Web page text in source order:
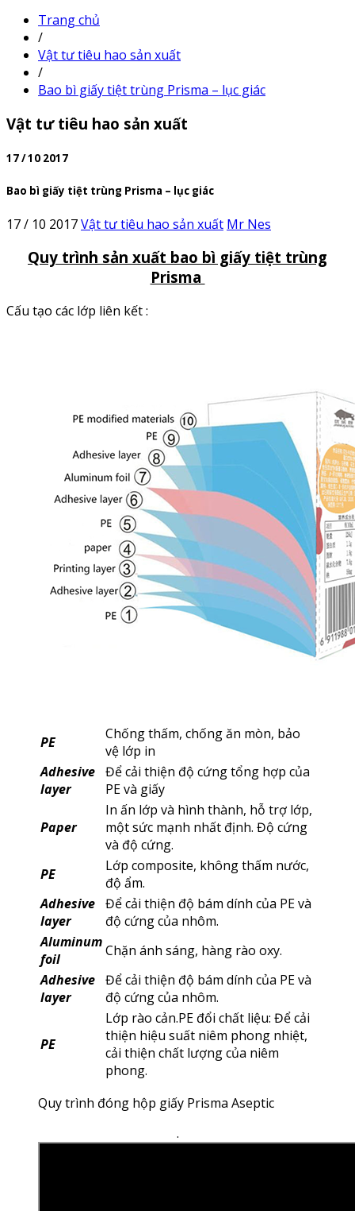
Trang chủ
/
Vật tư tiêu hao sản xuất
/
Bao bì giấy tiệt trùng Prisma – lục giác
Vật tư tiêu hao sản xuất
17 / 10 2017
Bao bì giấy tiệt trùng Prisma – lục giác
17 / 10 2017Vật tư tiêu hao sản xuất Mr Nes
Quy trình sản xuất bao bì giấy tiệt trùng
Prisma
Cấu tạo các lớp liên kết :
PE
Chống thấm, chống ăn mòn, bảo
vệ lớp in
Adhesive
layer
Để cải thiện độ cứng tổng hợp của
PE và giấy
Paper
In ấn lớp và hình thành, hỗ trợ lớp,
một sức mạnh nhất định. Độ cứng
và độ cứng.
PE
Lớp composite, không thấm nước,
độ ẩm.
Adhesive
layer
Để cải thiện độ bám dính của PE và
độ cứng của nhôm.
Aluminum
foil
Chặn ánh sáng, hàng rào oxy.
Adhesive
layer
Để cải thiện độ bám dính của PE và
độ cứng của nhôm.
PE
Lớp rào cản.PE đổi chất liệu: Để cải
thiện hiệu suất niêm phong nhiệt,
cải thiện chất lượng của niêm
phong.
Quy trình đóng hộp giấy Prisma Aseptic
.